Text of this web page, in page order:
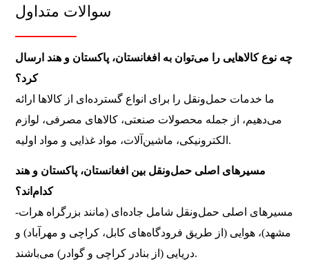
سوالات متداول
چه نوع کالاهایی را می‌توان به افغانستان، پاکستان و هند ارسال
کرد؟
ما خدمات حمل‌ونقل را برای انواع گسترده‌ای از کالاها ارائه
می‌دهیم، از جمله محصولات صنعتی، کالاهای مصرفی، لوازم
الکترونیکی، ماشین‌آلات، مواد غذایی و مواد اولیه.
مسیرهای اصلی حمل‌ونقل بین افغانستان، پاکستان و هند
کدام‌اند؟
مسیرهای اصلی حمل‌ونقل شامل جاده‌ای (مانند بزرگراه هرات-
مشهد)، هوایی (از طریق فرودگاه‌های کابل، کراچی و مهرآباد) و
دریایی (از بنادر کراچی و گوادر) می‌باشند.